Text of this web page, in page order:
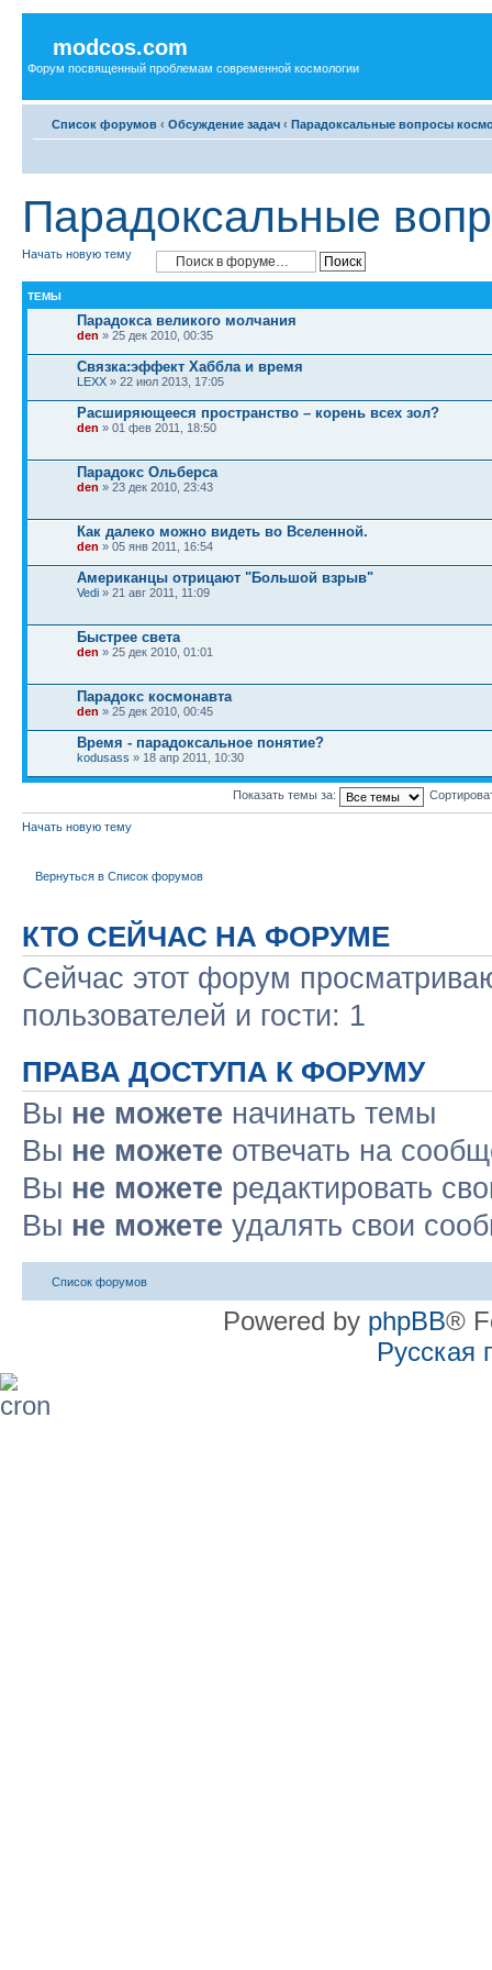
modcos.com
Форум посвященный проблемам современной космологии
Список форумов ‹ Обсуждение задач ‹ Парадоксальные вопросы
Парадоксальные
Начать новую тему
ТЕМЫ
Парадокса великого молчания
den » 25 дек 2010, 00:35
Связка:эффект Хаббла и время
LEXX » 22 июл 2013, 17:05
Расширяющееся пространство – корень всех зол?
den » 01 фев 2011, 18:50
Парадокс Ольберса
den » 23 дек 2010, 23:43
Как далеко можно видеть во Вселенной.
den » 05 янв 2011, 16:54
Американцы отрицают "Большой взрыв"
Vedi » 21 авг 2011, 11:09
Быстрее света
den » 25 дек 2010, 01:01
Парадокс космонавта
den » 25 дек 2010, 00:45
Время - парадоксальное понятие?
kodusass » 18 апр 2011, 10:30
Показать темы за:
Начать новую тему
Вернуться в Список форумов
КТО СЕЙЧАС НА ФОРУМЕ
Сейчас этот форум
пользователей и гости: 1
ПРАВА ДОСТУПА К ФОРУМУ
Вы не можете начинать темы
Вы не можете отвечать на
Вы не можете редактировать
Вы не можете удалять свои
Список форумов
Powered by phpBB®
Русская